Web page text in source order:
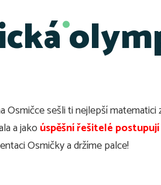
Osmičce sešli ti nejlepší
a jakoúspěšní řešitelé
Osmičky a držíme palce!